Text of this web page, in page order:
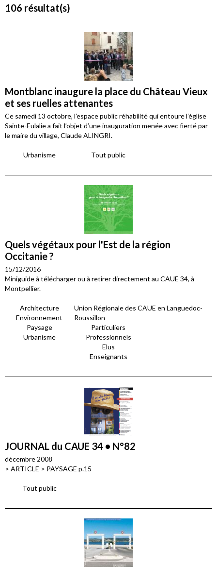
106 résultat(s)
Montblanc inaugure la place du Château Vieux
et ses ruelles attenantes
Ce samedi 13 octobre, l’espace public réhabilité qui entoure l’église
Sainte-Eulalie a fait l’objet d’une inauguration menée avec fierté par
le maire du village, Claude ALINGRI.
Urbanisme Tout public
Quels végétaux pour l'Est de la région
Occitanie ?
15/12/2016
Miniguide à télécharger ou à retirer directement au CAUE 34, à
Montpellier.
Architecture
Environnement
Paysage
Urbanisme
Union Régionale des CAUE en Languedoc-
Roussillon
Particuliers
Professionnels
Elus
Enseignants
JOURNAL du CAUE 34 • N°82
décembre 2008
> ARTICLE > PAYSAGE p.15
Tout public